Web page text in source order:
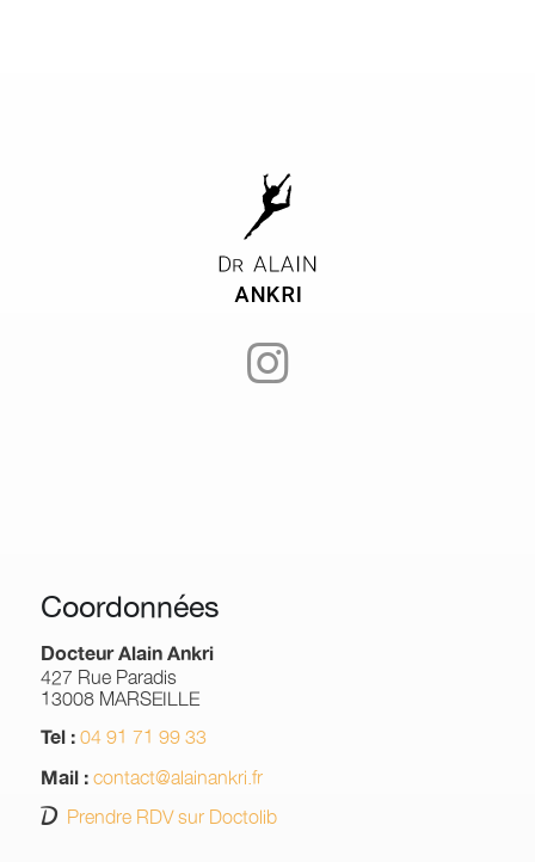
Coordonnées
Docteur Alain Ankri
427 Rue Paradis
13008 MARSEILLE
Tel :04 91 71 99 33
Mail :contact@alainankri.fr
Prendre RDV sur Doctolib